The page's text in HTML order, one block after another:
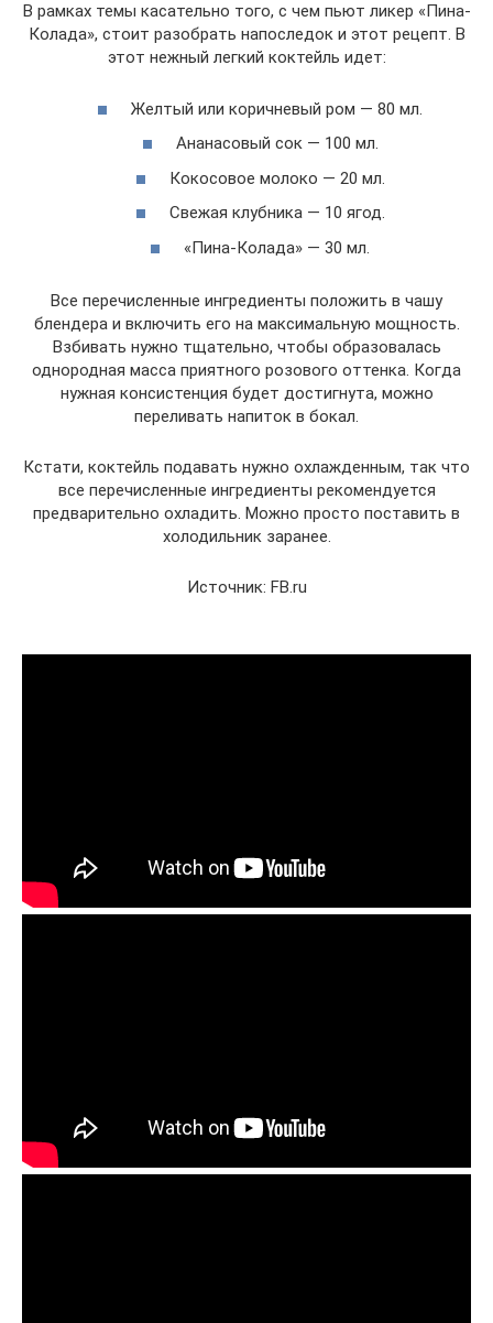
В рамках темы касательно того, с чем пьют ликер «Пина-
Колада», стоит разобрать напоследок и этот рецепт. В
этот нежный легкий коктейль идет:
Желтый или коричневый ром — 80 мл.
Ананасовый сок — 100 мл.
Кокосовое молоко — 20 мл.
Свежая клубника — 10 ягод.
«Пина-Колада» — 30 мл.
Все перечисленные ингредиенты положить в чашу
блендера и включить его на максимальную мощность.
Взбивать нужно тщательно, чтобы образовалась
однородная масса приятного розового оттенка. Когда
нужная консистенция будет достигнута, можно
переливать напиток в бокал.
Кстати, коктейль подавать нужно охлажденным, так что
все перечисленные ингредиенты рекомендуется
предварительно охладить. Можно просто поставить в
холодильник заранее.
Источник: FB.ru